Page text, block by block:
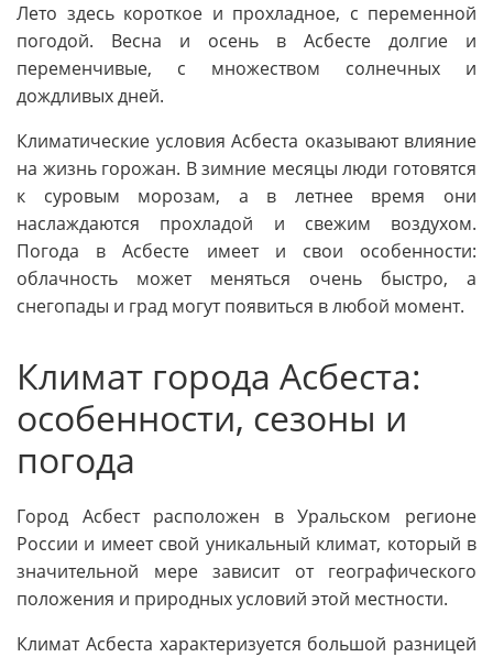
Лето здесь короткое и прохладное, с переменной
погодой. Весна и осень в Асбесте долгие и
переменчивые, с множеством солнечных и
дождливых дней.
Климатические условия Асбеста оказывают влияние
на жизнь горожан. В зимние месяцы люди готовятся
к суровым морозам, а в летнее время они
наслаждаются прохладой и свежим воздухом.
Погода в Асбесте имеет и свои особенности:
облачность может меняться очень быстро, а
снегопады и град могут появиться в любой момент.
Климат города Асбеста:
особенности, сезоны и
погода
Город Асбест расположен в Уральском регионе
России и имеет свой уникальный климат, который в
значительной мере зависит от географического
положения и природных условий этой местности.
Климат Асбеста характеризуется большой разницей